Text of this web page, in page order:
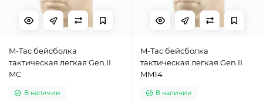
M-Tac бейсболка
тактическая легкая Gen.II
MC
В наличии
M-Tac бейсболка
тактическая легкая Gen.II
MM14
В наличии